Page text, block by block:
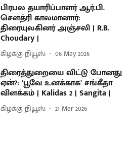
பிரபல தயாரிப்பாளர் ஆர்.பி.
சௌத்ரி காலமானார்:
திரையுலகினர் அஞ்சலி | R.B.
Choudary |
கிழக்கு நியூஸ் 06 May 2026
திரைத்துறையை விட்டு போனது
ஏன்?: ‘பூவே உனக்காக’ சங்கீதா
விளக்கம் | Kalidas 2 | Sangita |
கிழக்கு நியூஸ் 21 Mar 2026